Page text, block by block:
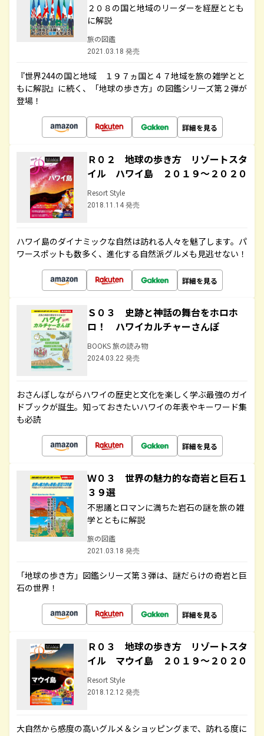
２０８の国と地域のリーダーを経歴ととも
に解説
旅の図鑑
2021.03.18 発売
『世界244の国と地域 １９７ヵ国と４７地域を旅の雑学とと
もに解説』に続く、「地球の歩き方」の図鑑シリーズ第２弾が
登場！
詳細を見る
Ｒ０２ 地球の歩き方 リゾートスタ
イル ハワイ島 ２０１９～２０２０
Resort Style
2018.11.14 発売
ハワイ島のダイナミックな自然は訪れる人々を魅了します。パ
ワースポットも数多く、進化する自然派グルメも見逃せない！
詳細を見る
Ｓ０３ 史跡と神話の舞台をホロホ
ロ！ ハワイカルチャーさんぽ
BOOKS 旅の読み物
2024.03.22 発売
おさんぽしながらハワイの歴史と文化を楽しく学ぶ最強のガイ
ドブックが誕生。知っておきたいハワイの年表やキーワード集
も必読
詳細を見る
Ｗ０３ 世界の魅力的な奇岩と巨石１
３９選
不思議とロマンに満ちた岩石の謎を旅の雑
学とともに解説
旅の図鑑
2021.03.18 発売
「地球の歩き方」図鑑シリーズ第３弾は、謎だらけの奇岩と巨
石の世界！
詳細を見る
Ｒ０３ 地球の歩き方 リゾートスタ
イル マウイ島 ２０１９～２０２０
Resort Style
2018.12.12 発売
大自然から感度の高いグルメ＆ショッピングまで、訪れる度に